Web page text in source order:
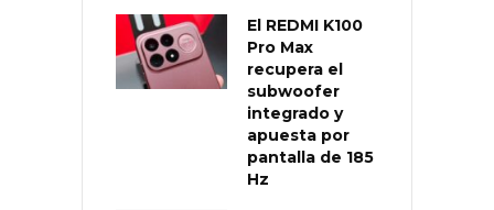
El REDMI K100
Pro Max
recupera el
subwoofer
integrado y
apuesta por
pantalla de 185
Hz